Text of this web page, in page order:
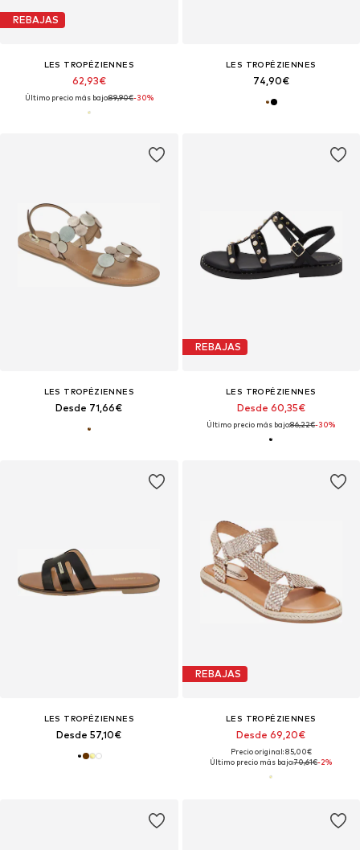
REBAJAS
LES TROPÉZIENNES
62,93€
Último precio más bajo:89,90€-30%
LES TROPÉZIENNES
74,90€
LES TROPÉZIENNES
Desde 71,66€
REBAJAS
LES TROPÉZIENNES
Desde 60,35€
Último precio más bajo:86,22€-30%
LES TROPÉZIENNES
Desde 57,10€
REBAJAS
LES TROPÉZIENNES
Desde 69,20€
Precio original: 85,00€
Último precio más bajo:70,61€-2%